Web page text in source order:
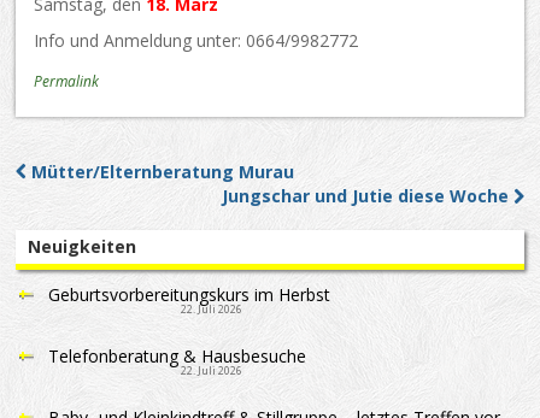
Info und Anmeldung unter: 0664/9982772
Permalink
Post navigation
Mütter/Elternberatung Murau
Jungschar und Jutie diese Woche
Neuigkeiten
Geburtsvorbereitungskurs im Herbst
22. Juli 2026
Telefonberatung & Hausbesuche
22. Juli 2026